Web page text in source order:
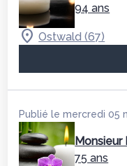
94 ans
Ostwald (67)
Publié le mercredi 05
Monsieur
75 ans